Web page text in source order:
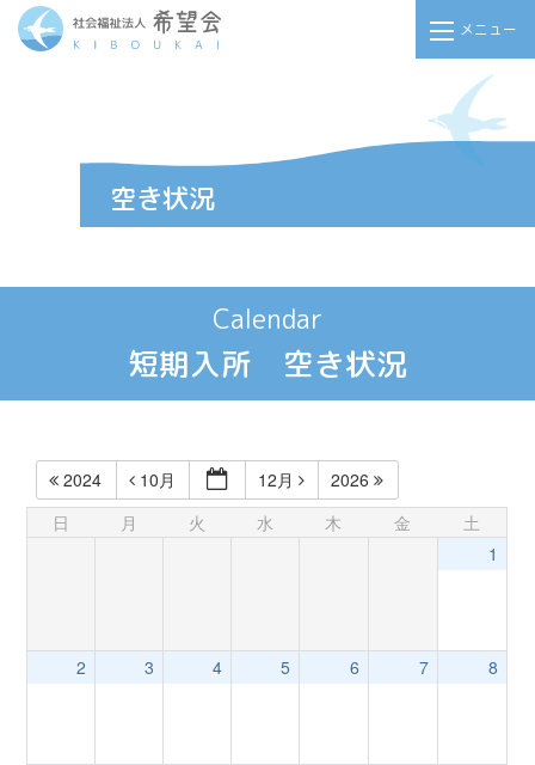
メニュー
Calendar
短期入所 空き状況
2024 10月 12月
2026
日
月 火 水 木 金
土
1
2 3 4 5 6 7 8